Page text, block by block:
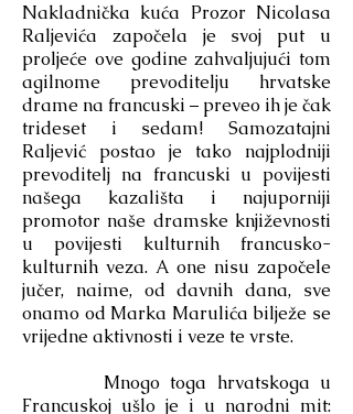
Nakladnička kuća Prozor Nicolasa
Raljevića započela je svoj put u
proljeće ove godine zahvaljujući tom
agilnome prevoditelju hrvatske
drame na francuski – preveo ih je čak
trideset i sedam! Samozatajni
Raljević postao je tako najplodniji
prevoditelj na francuski u povijesti
našega kazališta i najuporniji
promotor naše dramske književnosti
u povijesti kulturnih francusko-
kulturnih veza. A one nisu započele
jučer, naime, od davnih dana, sve
onamo od Marka Marulića bilježe se
vrijedne aktivnosti i veze te vrste.
Mnogo toga hrvatskoga u
Francuskoj ušlo je i u narodni mit: